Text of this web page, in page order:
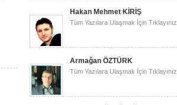
Hakan Mehmet KİRİŞ
Tüm Yazılara Ulaşmak İçin Tıklayınız.
Armağan ÖZTÜRK
Tüm Yazılara Ulaşmak İçin Tıklayınız.